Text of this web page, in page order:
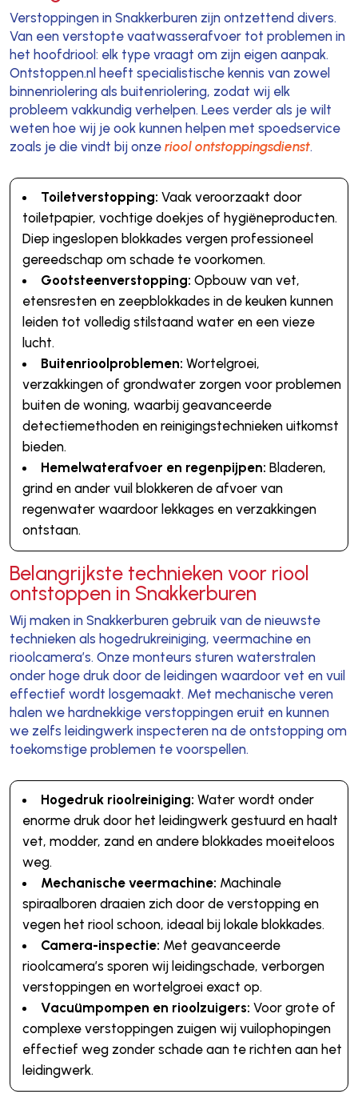
Verstoppingen in Snakkerburen zijn ontzettend divers.
Van een verstopte vaatwasserafvoer tot problemen in
het hoofdriool: elk type vraagt om zijn eigen aanpak.
Ontstoppen.nl heeft specialistische kennis van zowel
binnenriolering als buitenriolering, zodat wij elk
probleem vakkundig verhelpen. Lees verder als je wilt
weten hoe wij je ook kunnen helpen met spoedservice
zoals je die vindt bij onze riool ontstoppingsdienst.
Toiletverstopping: Vaak veroorzaakt door
toiletpapier, vochtige doekjes of hygiëneproducten.
Diep ingeslopen blokkades vergen professioneel
gereedschap om schade te voorkomen.
Gootsteenverstopping: Opbouw van vet,
etensresten en zeepblokkades in de keuken kunnen
leiden tot volledig stilstaand water en een vieze
lucht.
Buitenrioolproblemen: Wortelgroei,
verzakkingen of grondwater zorgen voor problemen
buiten de woning, waarbij geavanceerde
detectiemethoden en reinigingstechnieken uitkomst
bieden.
Hemelwaterafvoer en regenpijpen: Bladeren,
grind en ander vuil blokkeren de afvoer van
regenwater waardoor lekkages en verzakkingen
ontstaan.
Belangrijkste technieken voor riool
ontstoppen in Snakkerburen
Wij maken in Snakkerburen gebruik van de nieuwste
technieken als hogedrukreiniging, veermachine en
rioolcamera’s. Onze monteurs sturen waterstralen
onder hoge druk door de leidingen waardoor vet en vuil
effectief wordt losgemaakt. Met mechanische veren
halen we hardnekkige verstoppingen eruit en kunnen
we zelfs leidingwerk inspecteren na de ontstopping om
toekomstige problemen te voorspellen.
Hogedruk rioolreiniging: Water wordt onder
enorme druk door het leidingwerk gestuurd en haalt
vet, modder, zand en andere blokkades moeiteloos
weg.
Mechanische veermachine: Machinale
spiraalboren draaien zich door de verstopping en
vegen het riool schoon, ideaal bij lokale blokkades.
Camera-inspectie: Met geavanceerde
rioolcamera’s sporen wij leidingschade, verborgen
verstoppingen en wortelgroei exact op.
Vacuümpompen en rioolzuigers: Voor grote of
complexe verstoppingen zuigen wij vuilophopingen
effectief weg zonder schade aan te richten aan het
leidingwerk.